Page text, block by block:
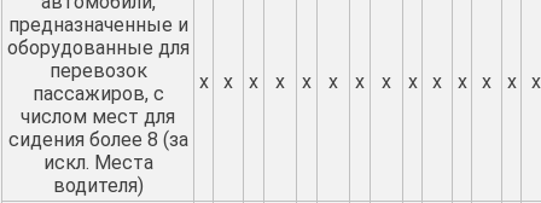
предназначенные и
оборудованные для
перевозок
пассажиров, с
числом мест для
сидения более 8 (за
искл. Места
водителя)
х х х х х х х х х х х х х х